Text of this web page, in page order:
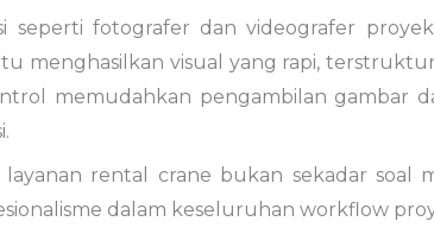
seperti fotografer dan videografer
menghasilkan visual yang rapi,
memudahkan pengambilan gambar
layanan rental crane bukan sekadar soal
dalam keseluruhan workflow